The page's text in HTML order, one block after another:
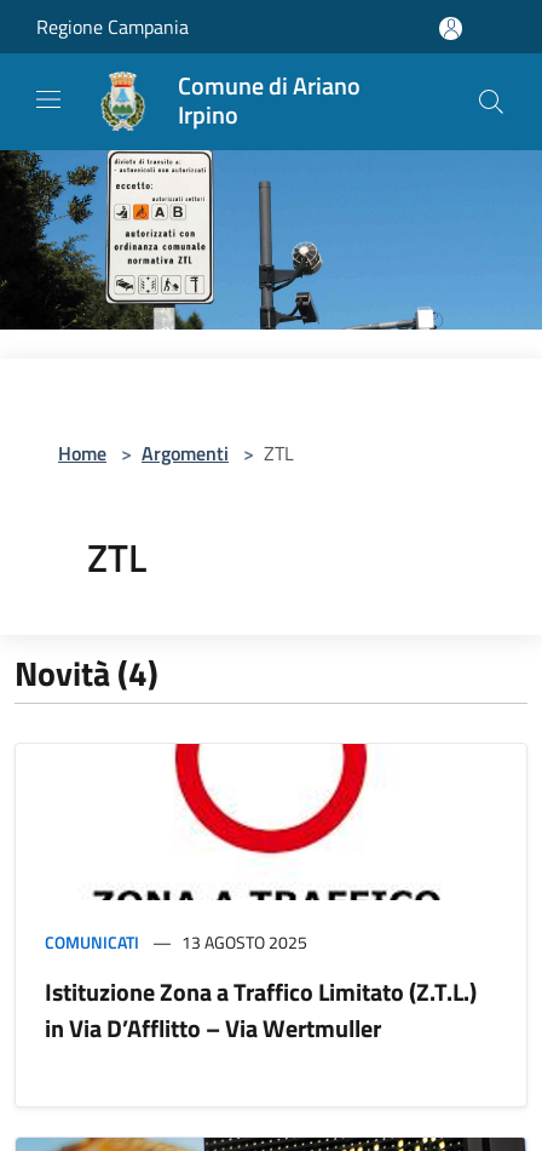
Salta al contenuto principale
Regione Campania
Comune di Ariano
Irpino
Home > Argomenti > ZTL
ZTL
Novità (4)
COMUNICATI 13 AGOSTO 2025
Istituzione Zona a Traffico Limitato (Z.T.L.)
in Via D’Afflitto – Via Wertmuller